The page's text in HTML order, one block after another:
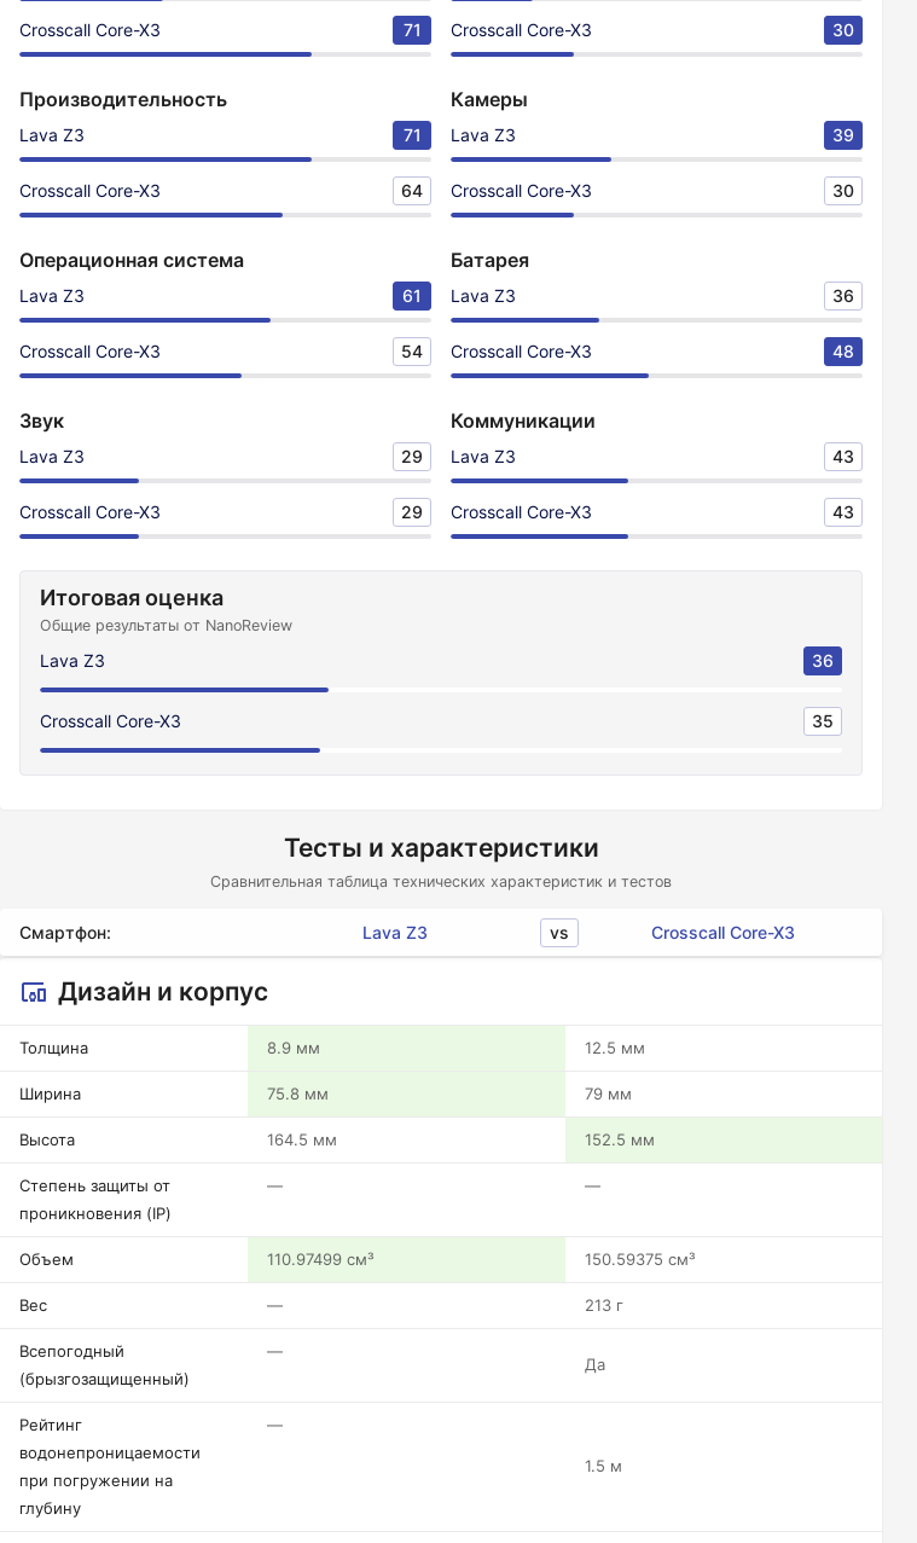
Crosscall Core-X3 71 Crosscall Core-X3 30
Производительность
Lava Z3 71
Crosscall Core-X3 64
Камеры
Lava Z3 39
Crosscall Core-X3 30
Операционная система
Lava Z3 61
Crosscall Core-X3 54
Батарея
Lava Z3 36
Crosscall Core-X3 48
Звук
Lava Z3 29
Crosscall Core-X3 29
Коммуникации
Lava Z3 43
Crosscall Core-X3 43
Итоговая оценка
Общие результаты от NanoReview
Lava Z3 36
Crosscall Core-X3 35
Тесты и характеристики
Сравнительная таблица технических характеристик и тестов
Смартфон: Lava Z3 vs Crosscall Core-X3
Дизайн и корпус
Толщина 8.9 мм 12.5 мм
Ширина 75.8 мм 79 мм
Высота 164.5 мм 152.5 мм
Степень защиты от
проникновения (IP)
— —
Объем 110.97499 см³ 150.59375 см³
Вес — 213 г
Всепогодный
(брызгозащищенный)
—
Да
Рейтинг
водонепроницаемости
при погружении на
глубину
—
1.5 м